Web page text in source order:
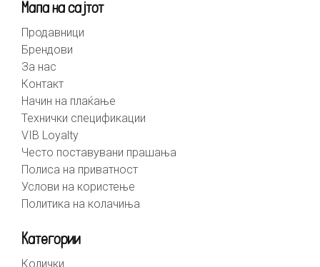
Мапа на сајтот
Продавници
Брендови
За нас
Контакт
Начин на плаќање
Технички спецификации
VIB Loyalty
Често поставувани прашања
Полиса на приватност
Услови на користење
Политика на колачиња
Категории
Колички